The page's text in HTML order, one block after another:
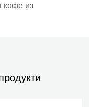
кофе из